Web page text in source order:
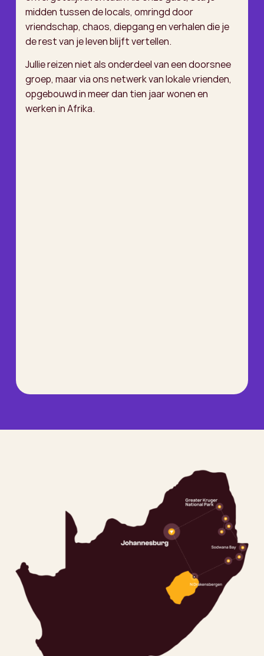
midden tussen de locals, omringd door
vriendschap, chaos, diepgang en verhalen die je
de rest van je leven blijft vertellen.
Jullie reizen niet als onderdeel van een doorsnee
groep, maar via ons netwerk van lokale vrienden,
opgebouwd in meer dan tien jaar wonen en
werken in Afrika.